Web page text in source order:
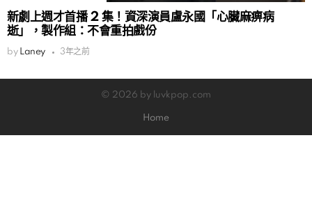
新劇上週才首播 2 集！資深演員盧永國「心臟麻痹病
逝」，製作組：不會重拍戲份
by Laney 3年之前
© 2026 by luvkpop.com
Home